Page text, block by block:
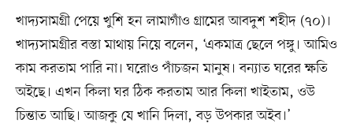
খাদ্যসামগ্রী পেয়ে খুশি হন লামাগাঁও গ্রামের আবদুশ শহীদ (৭০)।
খাদ্যসামগ্রীর বস্তা মাথায় নিয়ে বলেন, ‘একমাত্র ছেলে পঙ্গু। আমিও
কাম করতাম পারি না। ঘরোও পাঁচজন মানুষ। বন্যাত ঘরের ক্ষতি
অইছে। এখন কিলা ঘর ঠিক করতাম আর কিলা খাইতাম, ওউ
চিন্তাত আছি। আজকু যে খানি দিলা, বড় উপকার অইব।’